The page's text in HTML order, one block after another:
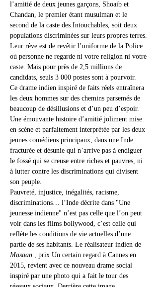
l’amitié de deux jeunes garçons, Shoaib et
Chandan, le premier étant musulman et le
second de la caste des Intouchables, soit deux
populations discriminées sur leurs propres terres.
Leur rêve est de revêtir l’uniforme de la Police
où personne ne regarde ni votre religion ni votre
caste. Mais pour près de 2,5 millions de
candidats, seuls 3 000 postes sont à pourvoir.
Ce drame indien inspiré de faits réels entraînera
les deux hommes sur des chemins parsemés de
beaucoup de désillusions et d’un peu d’espoir.
Une émouvante histoire d’amitié joliment mise
en scène et parfaitement interprétée par les deux
jeunes comédiens principaux, dans une Inde
fracturée et désunie qui n’arrive pas à endiguer
le fossé qui se creuse entre riches et pauvres, ni
à lutter contre les discriminations qui divisent
son peuple.
Pauvreté, injustice, inégalités, racisme,
discriminations… l’Inde décrite dans "Une
jeunesse indienne" n’est pas celle que l’on peut
voir dans les films bollywood, c’est celle qui
reflète les conditions de vie actuelles d’une
partie de ses habitants. Le réalisateur indien de
Masaan , prix Un certain regard à Cannes en
2015, revient avec ce nouveau drame social
inspiré par une photo qui a fait le tour des